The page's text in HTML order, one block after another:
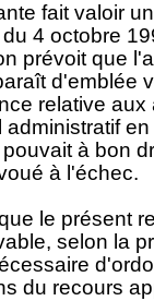
fait valoir
4 octobre
prévoit que
d'emblée
relative
administratif
à bon
à l'échec.
le présent
selon la
du recours